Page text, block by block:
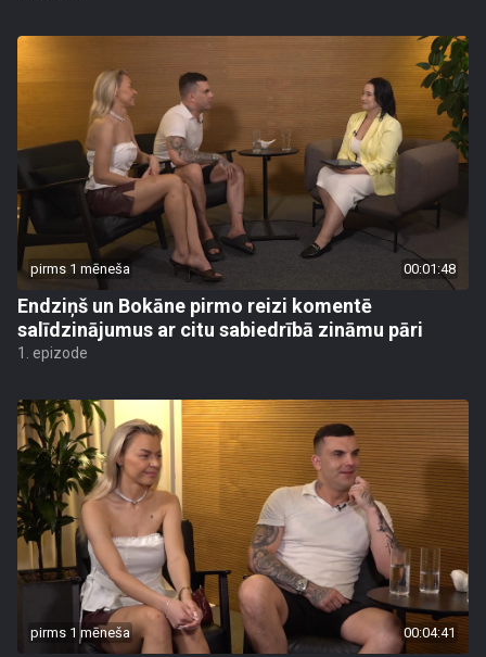
pirms 1 mēneša 00:01:48
Endziņš un Bokāne pirmo reizi komentē
salīdzinājumus ar citu sabiedrībā zināmu pāri
1. epizode
pirms 1 mēneša 00:04:41